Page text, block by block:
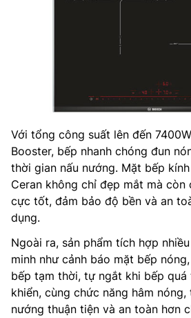
Với tổng công suất lên đến
Booster, bếp nhanh chóng đun
thời gian nấu nướng. Mặt bếp
Ceran không chỉ đẹp mắt mà còn
cực tốt, đảm bảo độ bền và an
dụng.
Ngoài ra, sản phẩm tích hợp
minh như cảnh báo mặt bếp
bếp tạm thời, tự ngắt khi bếp quá
khiển, cùng chức năng hâm
nướng thuận tiện và an toàn hơn